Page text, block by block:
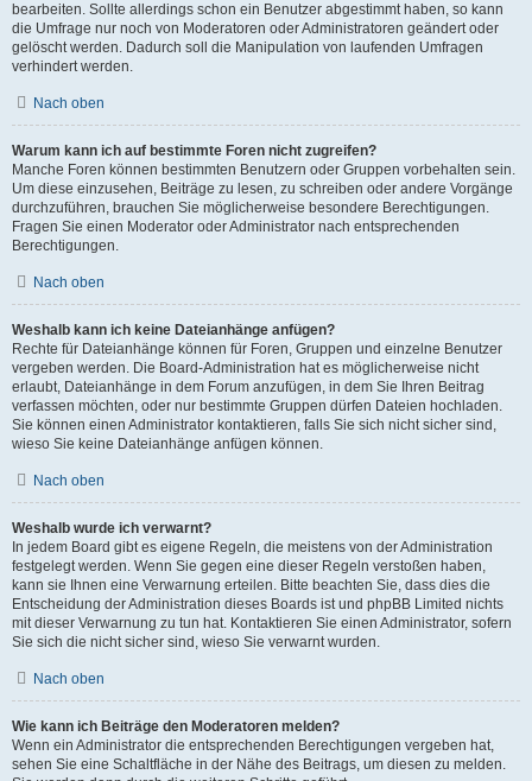
bearbeiten. Sollte allerdings schon ein Benutzer abgestimmt haben, so kann
die Umfrage nur noch von Moderatoren oder Administratoren geändert oder
gelöscht werden. Dadurch soll die Manipulation von laufenden Umfragen
verhindert werden.
Nach oben
Warum kann ich auf bestimmte Foren nicht zugreifen?
Manche Foren können bestimmten Benutzern oder Gruppen vorbehalten sein.
Um diese einzusehen, Beiträge zu lesen, zu schreiben oder andere Vorgänge
durchzuführen, brauchen Sie möglicherweise besondere Berechtigungen.
Fragen Sie einen Moderator oder Administrator nach entsprechenden
Berechtigungen.
Nach oben
Weshalb kann ich keine Dateianhänge anfügen?
Rechte für Dateianhänge können für Foren, Gruppen und einzelne Benutzer
vergeben werden. Die Board-Administration hat es möglicherweise nicht
erlaubt, Dateianhänge in dem Forum anzufügen, in dem Sie Ihren Beitrag
verfassen möchten, oder nur bestimmte Gruppen dürfen Dateien hochladen.
Sie können einen Administrator kontaktieren, falls Sie sich nicht sicher sind,
wieso Sie keine Dateianhänge anfügen können.
Nach oben
Weshalb wurde ich verwarnt?
In jedem Board gibt es eigene Regeln, die meistens von der Administration
festgelegt werden. Wenn Sie gegen eine dieser Regeln verstoßen haben,
kann sie Ihnen eine Verwarnung erteilen. Bitte beachten Sie, dass dies die
Entscheidung der Administration dieses Boards ist und phpBB Limited nichts
mit dieser Verwarnung zu tun hat. Kontaktieren Sie einen Administrator, sofern
Sie sich die nicht sicher sind, wieso Sie verwarnt wurden.
Nach oben
Wie kann ich Beiträge den Moderatoren melden?
Wenn ein Administrator die entsprechenden Berechtigungen vergeben hat,
sehen Sie eine Schaltfläche in der Nähe des Beitrags, um diesen zu melden.